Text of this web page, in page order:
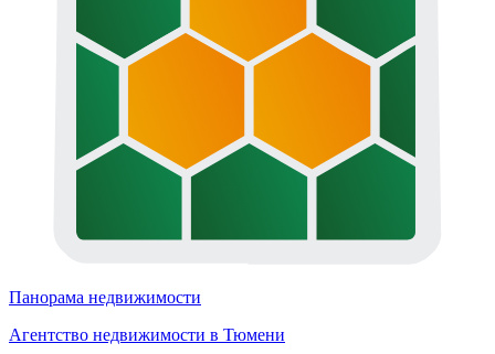
Панорама недвижимости
Агентство недвижимости в Тюмени